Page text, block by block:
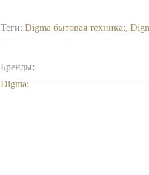
Теги:Digma бытовая техника ,
Бренды:
Digma